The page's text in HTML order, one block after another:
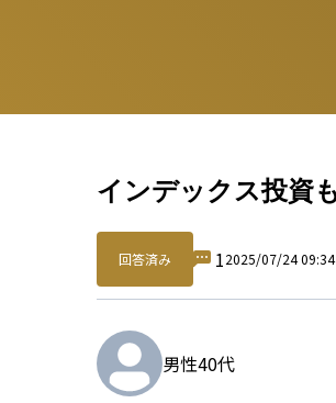
インデックス投資
回答済み 12025/07/24 09:34
男性40代